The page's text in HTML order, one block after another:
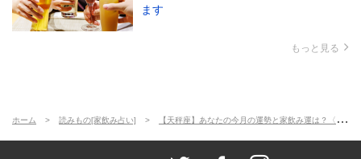
ます
もっと見る
ホーム 読みもの[家飲み占い] 【天秤座】あなたの今月の運勢と家飲み運は？〈2021年11月の家飲み占い〉